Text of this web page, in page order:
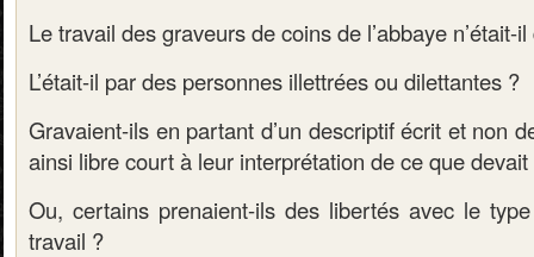
Le travail des graveurs de coins de l’abbaye n’était-
L’était-il par des personnes illettrées ou dilettantes ?
Gravaient-ils en partant d’un descriptif écrit et non
ainsi libre court à leur interprétation de ce que
Ou, certains prenaient-ils des libertés avec le
travail ?